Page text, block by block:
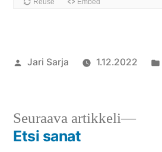
Artikkelin
Jari Sarja 1.12.2022
Seuraava artikkeli
Etsi sanat